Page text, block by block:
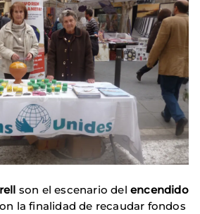
son el escenario delencendido
la finalidad de recaudar fondos